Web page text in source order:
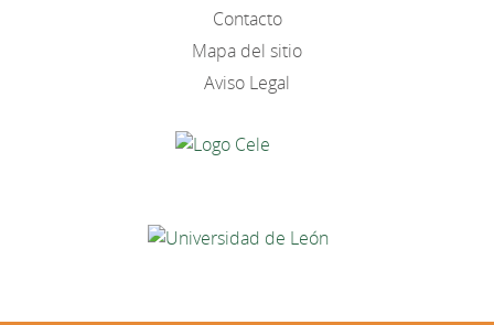
Contacto
Mapa del sitio
Aviso Legal